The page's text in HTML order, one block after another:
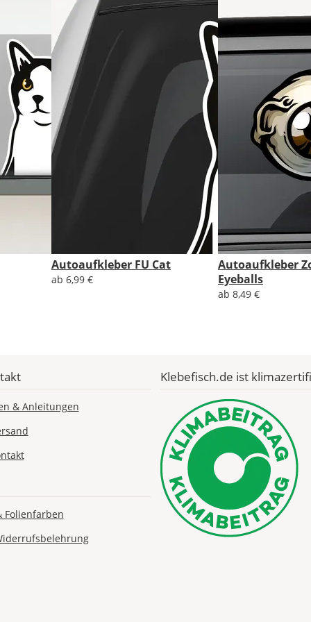
Economy
Deutschland
Di., 18.08. -
Sa., 22.08.
Produktionsaufschlag
Versandkosten 1,99
Priority
Deutschland
ab 7,98
Produktionsaufschlag
ab 5,99 EUR*
Versandkosten 1,99
EUR
Express
Deutschland
Di., 11.08. -
CH
Autoaufkleber FU Cat
ab 6,99 €
Autoaufkleber
Eyeballs
ab 8,49 €
& Anleitungen
Folienfarben
Klebefisch.de ist